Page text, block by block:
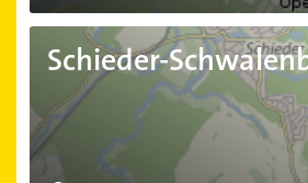
Schieder-
Schieder-Schwalenberg